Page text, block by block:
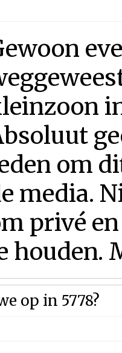
om
media.
privé
houden.
op in 5778?